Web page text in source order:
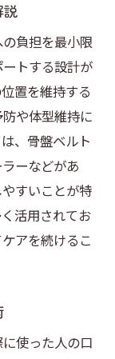
説
負担を最小限
トする設計が
置を維持する
や体型維持に
、骨盤ベルト
ーなどがあ
すいことが特
活用されてお
アを続けるこ
使った人の口